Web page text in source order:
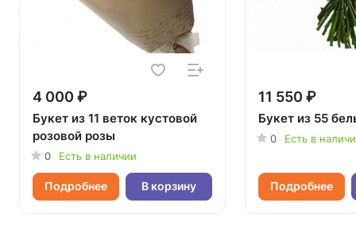
4 000 ₽
Букет из 11 веток кустовой
розовой розы
0 Есть в наличии
Подробнее В корзину
11 550 ₽
Букет из 55
0 Есть в
Подробнее